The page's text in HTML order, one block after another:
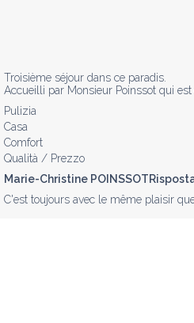
Troisième séjour dans ce paradis.
Accueilli par Monsieur Poinssot qui
Pulizia
Casa
Comfort
Qualità / Prezzo
Marie-Christine
C'est toujours avec le même plaisir